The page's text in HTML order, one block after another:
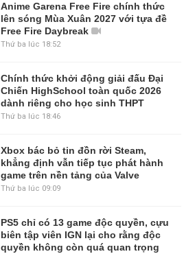
Anime Garena Free Fire chính thức
lên sóng Mùa Xuân 2027 với tựa đề
Free Fire Daybreak
Thứ ba lúc 18:52
Chính thức khởi động giải đấu Đại
Chiến HighSchool toàn quốc 2026
dành riêng cho học sinh THPT
Thứ ba lúc 18:46
Xbox bác bỏ tin đồn rời Steam,
khẳng định vẫn tiếp tục phát hành
game trên nền tảng của Valve
Thứ ba lúc 09:09
PS5 chỉ có 13 game độc quyền, cựu
biên tập viên IGN lại cho rằng độc
quyền không còn quá quan trọng